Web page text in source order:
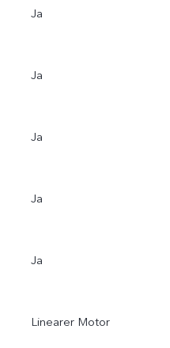
Ja
Ja
Ja
Ja
Ja
Linearer Motor